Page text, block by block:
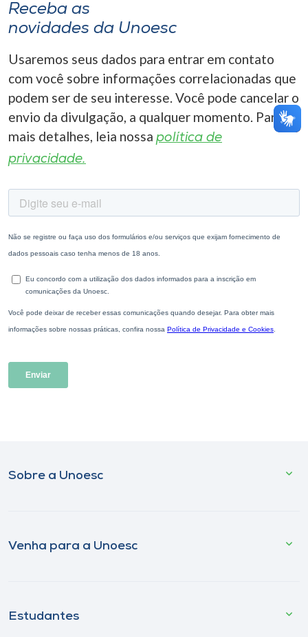
A+
Receba as
novidades da Unoesc
Usaremos seus dados para entrar em contato
com você sobre informações correlacionadas que
podem ser de seu interesse. Você pode cancelar o
envio da divulgação, a qualquer momento. Para
mais detalhes, leia nossa política de
privacidade.
Sobre a Unoesc
Venha para a Unoesc
Estudantes